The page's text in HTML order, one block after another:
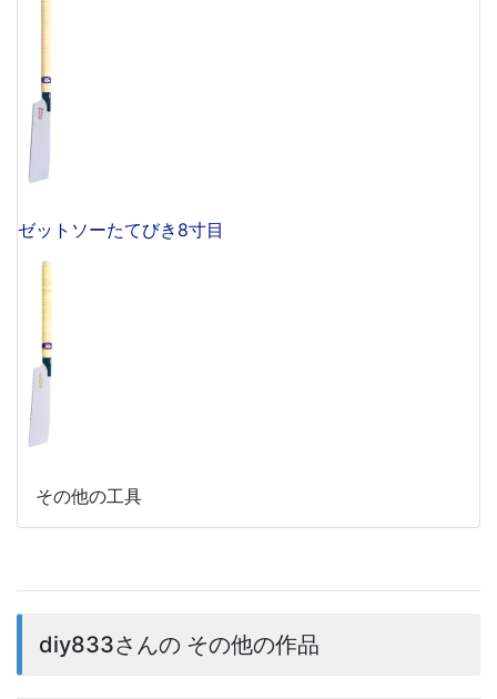
ゼットソーたてびき8寸目
その他の工具
diy833さんの その他の作品